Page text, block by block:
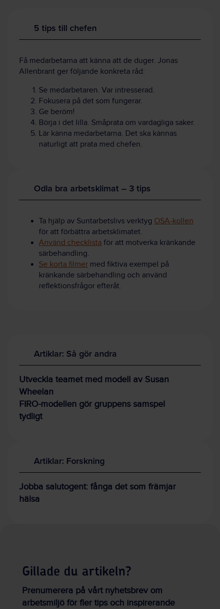
5 tips till chefen
Få medarbetarna att känna att de duger. Jonas
Allenbrant ger följande konkreta råd:
Se medarbetaren. Var intresserad.
Fokusera på det som fungerar.
Ge beröm!
Börja i det lilla. Småprata om vardagliga saker.
Lär känna medarbetarna. Det ska kännas
naturligt att prata med chefen.
Odla bra arbetsklimat – 3 tips
Ta hjälp av Suntarbetslivs verktyg OSA-kollen
för att förbättra arbetsklimatet.
Använd checklista för att motverka kränkande
särbehandling.
Se korta filmer med fiktiva exempel på
kränkande särbehandling och använd
reflektionsfrågor efteråt.
Artiklar: Så gör andra
Utveckla teamet med modell av Susan
Wheelan
FIRO-modellen gör gruppens samspel
tydligt
Artiklar: Forskning
Jobba salutogent: fånga det som främjar
hälsa
Gillade du artikeln?
Prenumerera på vårt nyhetsbrev om
arbetsmiljö för fler tips och inspirerande